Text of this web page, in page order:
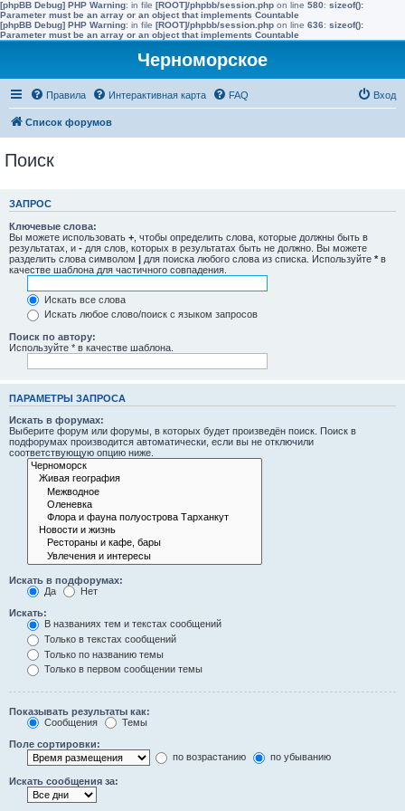
[phpBB Debug] PHP Warning: in file [ROOT]/phpbb/session.php on line 580: sizeof():
Parameter must be an array or an object that implements Countable
[phpBB Debug] PHP Warning: in file [ROOT]/phpbb/session.php on line 636: sizeof():
Parameter must be an array or an object that implements Countable
Черноморское
Правила Интерактивная карта FAQ Вход
Список форумов
Поиск
ЗАПРОС
Ключевые слова:
Вы можете использовать + , чтобы определить слова, которые должны быть в
результатах, и - для слов, которых в результатах быть не должно. Вы можете
разделить слова символом | для поиска любого слова из списка. Используйте * в
качестве шаблона для частичного совпадения.
Искать все слова
Искать любое слово/поиск с языком запросов
Поиск по автору:
Используйте * в качестве шаблона.
ПАРАМЕТРЫ ЗАПРОСА
Искать в форумах:
Выберите форум или форумы, в которых будет произведён поиск. Поиск в
подфорумах производится автоматически, если вы не отключили
соответствующую опцию ниже.
Искать в подфорумах:
Да
Нет
Искать:
В названиях тем и текстах сообщений
Только в текстах сообщений
Только по названию темы
Только в первом сообщении темы
Показывать результаты как:
Сообщения
Темы
Поле сортировки:
по возрастанию
по убыванию
Искать сообщения за: